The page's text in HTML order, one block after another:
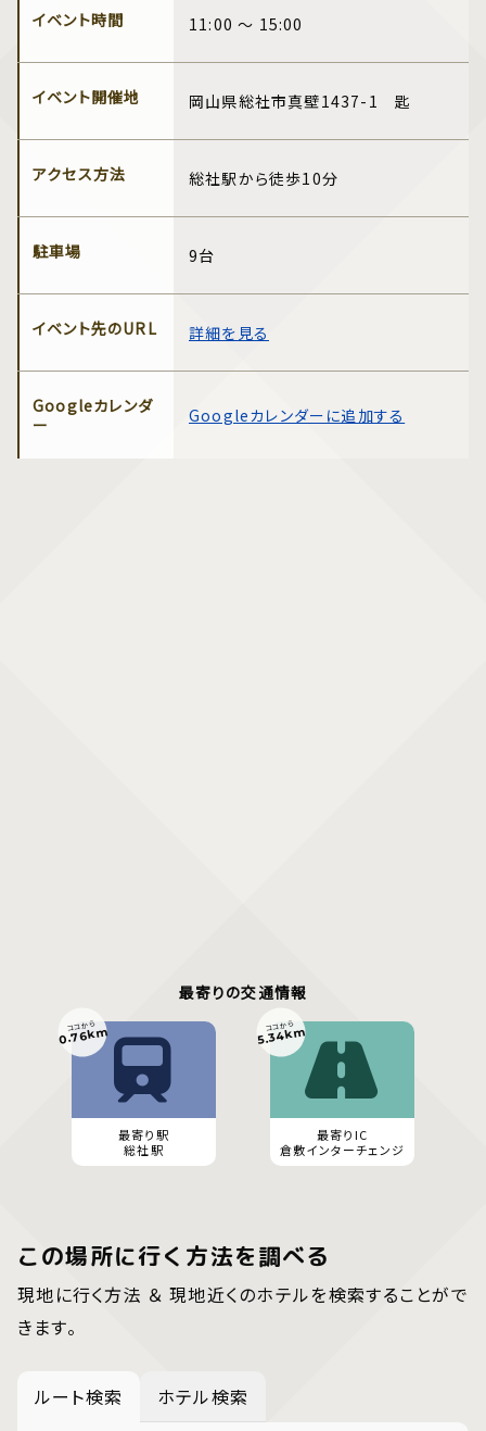
イベント時間 11:00 ～ 15:00
イベント開催地 岡山県総社市真壁1437-1 匙
アクセス方法 総社駅から徒歩10分
駐車場 9台
イベント先のURL 詳細を見る
Googleカレンダ
ー
Googleカレンダーに追加する
最寄りの交通情報
最寄り駅
総社駅
ココから
0.76km
最寄りIC
倉敷インターチェンジ
ココから
5.34km
この場所に行く方法を調べる
現地に行く方法 ＆ 現地近くのホテルを検索することがで
きます。
ルート検索 ホテル検索